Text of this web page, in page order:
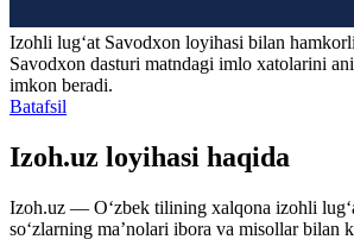
Izohli lugʻat Savodxon loyihasi bilan
Savodxon dasturi matndagi imlo xatolarini
imkon beradi.
Batafsil
Izoh.uz loyihasi haqida
Izoh.uz — O‘zbek tilining xalqona izohli
so‘zlarning ma’nolari ibora va misollar bilan